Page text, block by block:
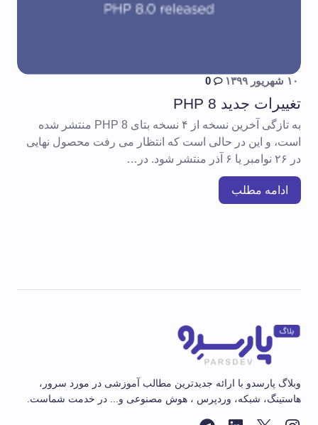
۱۰ شهریور ۱۳۹۹ 0
تغییرات جدید PHP 8
به تازگی آخرین نسخه از ۴ نسخه بتای PHP 8 منتشر شده
است، و این در حالی است که انتظار می رفت محصول نهایی
در ۲۶ نوامبر یا ۶ آذر منتشر شود. در…
ادامه مطلب
وبلاگ پارسدو با ارائه جدیدترین مطالب آموزشی در مورد سرور،
هاستینگ، شبکه، وردپرس ، هوش مصنوعی و... در خدمت شماست.